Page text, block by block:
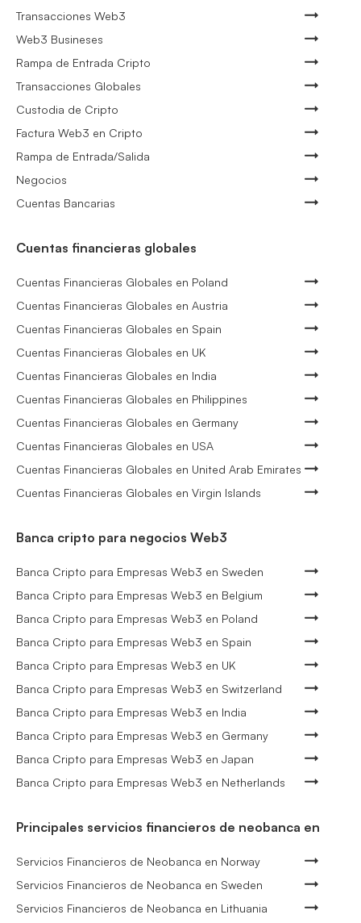
Transacciones Web3
Web3 Busineses
Rampa de Entrada Cripto
Transacciones Globales
Custodia de Cripto
Factura Web3 en Cripto
Rampa de Entrada/Salida
Negocios
Cuentas Bancarias
Cuentas financieras globales
Cuentas Financieras Globales en Poland
Cuentas Financieras Globales en Austria
Cuentas Financieras Globales en Spain
Cuentas Financieras Globales en UK
Cuentas Financieras Globales en India
Cuentas Financieras Globales en Philippines
Cuentas Financieras Globales en Germany
Cuentas Financieras Globales en USA
Cuentas Financieras Globales en United Arab Emirates
Cuentas Financieras Globales en Virgin Islands
Banca cripto para negocios Web3
Banca Cripto para Empresas Web3 en Sweden
Banca Cripto para Empresas Web3 en Belgium
Banca Cripto para Empresas Web3 en Poland
Banca Cripto para Empresas Web3 en Spain
Banca Cripto para Empresas Web3 en UK
Banca Cripto para Empresas Web3 en Switzerland
Banca Cripto para Empresas Web3 en India
Banca Cripto para Empresas Web3 en Germany
Banca Cripto para Empresas Web3 en Japan
Banca Cripto para Empresas Web3 en Netherlands
Principales servicios financieros de neobanca en
Servicios Financieros de Neobanca en Norway
Servicios Financieros de Neobanca en Sweden
Servicios Financieros de Neobanca en Lithuania